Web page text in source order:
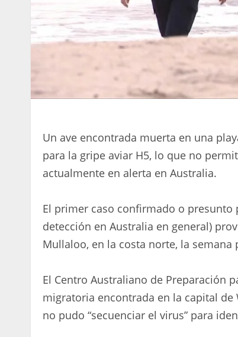
Un ave encontrada muerta en una
para la gripe aviar H5, lo que no
actualmente en alerta en Australia.
El primer caso confirmado o presunto
detección en Australia en general)
Mullaloo, en la costa norte, la semana
El Centro Australiano de Preparación
migratoria encontrada en la capital
no pudo “secuenciar el virus” para